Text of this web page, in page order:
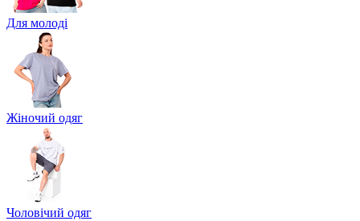
Для молоді
Жіночий одяг
Чоловічий одяг